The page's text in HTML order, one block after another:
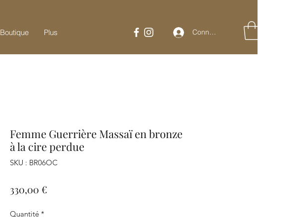
Boutique Plus Connexion
Femme Guerrière Massaï en bronze
à la cire perdue
SKU : BR06OC
330,00 €
Quantité *